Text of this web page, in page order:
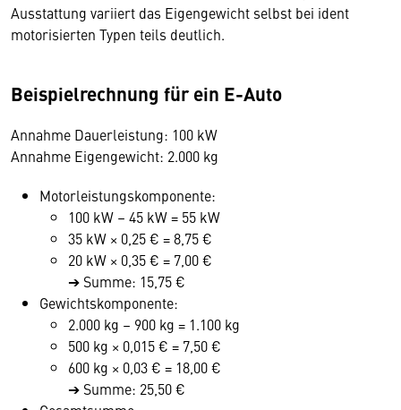
Ausstattung variiert das Eigengewicht selbst bei ident
motorisierten Typen teils deutlich.
Beispielrechnung für ein E-Auto
Annahme Dauerleistung: 100 kW
Annahme Eigengewicht: 2.000 kg
Motorleistungskomponente:
100 kW – 45 kW = 55 kW
35 kW × 0,25 € = 8,75 €
20 kW × 0,35 € = 7,00 €
➔ Summe: 15,75 €
Gewichtskomponente:
2.000 kg – 900 kg = 1.100 kg
500 kg × 0,015 € = 7,50 €
600 kg × 0,03 € = 18,00 €
➔ Summe: 25,50 €